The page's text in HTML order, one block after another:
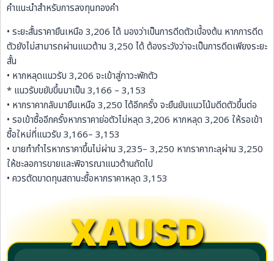
คำแนะนำสำหรับการลงทุนทองคำ
• ระยะสั้นราคายืนเหนือ 3,206 ได้ มองว่าเป็นการดีดตัวเบื้องต้น หากการดีด
ตัวยังไม่สามารถผ่านแนวต้าน 3,250 ได้ ต้องระวังว่าจะเป็นการดีดเพียงระยะ
สั้น
• หากหลุดแนวรับ 3,206 จะเข้าสู่ภาวะพักตัว
* แนวรับขยับขึ้นมาเป็น 3,166 – 3,153
• หากราคากลับมายืนเหนือ 3,250 ได้อีกครั้ง จะยืนยันแนวโน้มดีดตัวขึ้นต่อ
• รอเข้าซื้ออีกครั้งหากราคาย่อตัวไม่หลุด 3,206 หากหลุด 3,206 ให้รอเข้า
ซื้อใหม่ที่แนวรับ 3,166– 3,153
• ขายทำกำไรหากราคาขึ้นไม่ผ่าน 3,235– 3,250 หากราคาทะลุผ่าน 3,250
ให้ชะลอการขายและพิจารณาแนวต้านถัดไป
• ควรตัดขาดทุนสถานะซื้อหากราคาหลุด 3,153
XAUSD